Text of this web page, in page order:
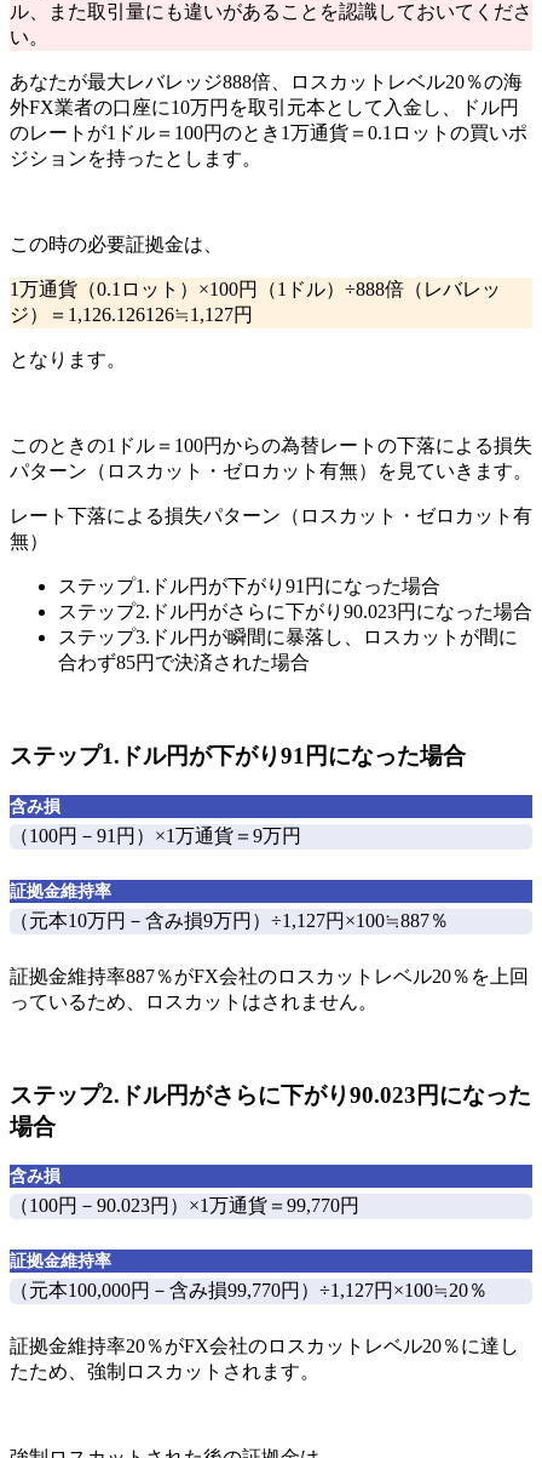
ル、また取引量にも違いがあることを認識しておいてくださ
い。
あなたが最大レバレッジ888倍、ロスカットレベル20％の海
外FX業者の口座に10万円を取引元本として入金し、ドル円
のレートが1ドル＝100円のとき1万通貨＝0.1ロットの買いポ
ジションを持った とします。
この時の必要証拠金は、
1万通貨（0.1ロット）×100円（1ドル）÷888倍（レバレッ
ジ）＝1,126.126126≒1,127円
となります。
このときの1ドル＝100円からの為替レートの下落による損失
パターン（ロスカット・ゼロカット有無）
を見ていきます。
レート下落による損失パターン（ロスカット・ゼロカット有
無）
ステップ1.ドル円が下がり91円になった場合
ステップ2.ドル円がさらに下がり90.023円になった場合
ステップ3.ドル円が瞬間に暴落し、ロスカットが間に
合わず85円で決済された場合
ステップ1.ドル円が下がり91円になった場合
含み損
（100円－91円）×1万通貨＝ 9万円
証拠金維持率
（元本10万円－含み損9万円）÷1,127円×100≒887％
証拠金維持率887％がFX会社のロスカットレベル20％を上回
っているため、ロスカットはされません。
ステップ2.ドル円がさらに下がり90.023円になった
場合
含み損
（100円－90.023円）×1万通貨＝ 99,770円
証拠金維持率
（元本100,000円－含み損99,770円）÷1,127円×100≒20％
証拠金維持率20％がFX会社のロスカットレベル20％に達し
たため、強制ロスカット されます。